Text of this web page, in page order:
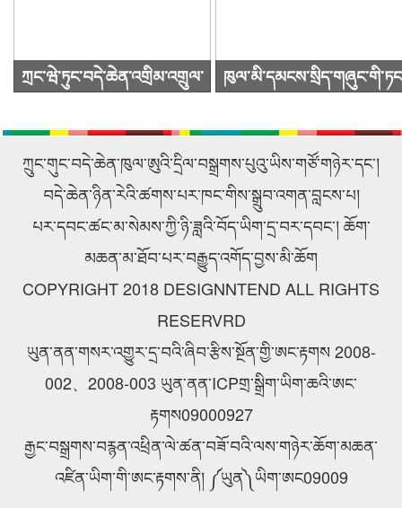
ཀྲང་ཝེ་ཏུང་བདེ་ཆེན་འགྲིམ་འགྲུལ་
ཕེབས་ནས་བརྟག་དཔྱད་གནང་བ།
འཚོགས།
ཀྲུང་གུང་བདེ་ཆེན་ཁུལ་ཨུའི་དྲིལ་བསྒྲགས་པུའུ་ཡིས་གཙོ་གཉེར་དང་།
བདེ་ཆེན་ཉིན་རེའི་ཚགས་པར་ཁང་གིས་སྒྲུབ་འགན་བླངས་པ།
པར་དབང་ཚང་མ་སེམས་ཀྱི་ཉི་ཟླའི་བོད་ཡིག་དྲ་བར་དབང་། ཆོག་
མཆན་མ་ཐོབ་པར་བརྒྱུད་འགོད་བྱས་མི་ཆོག
COPYRIGHT 2018 DESIGNNTEND ALL RIGHTS
RESERVRD
ཡུན་ནན་གསར་འགྱུར་དྲ་བའི་ཞིབ་རྩིས་སྔོན་གྱི་ཨང་རྟགས 2008-
002、2008-003 ཡུན་ནན་ICPགྲ་སྒྲིག་ཡིག་ཆའི་ཨང་
རྟགས09000927
རྒྱང་བསྒྲགས་བརྙན་འཕྲིན་ལེ་ཚན་བཟོ་བའི་ལས་གཉེར་ཆོག་མཆན་
འཛིན་ཡིག་གི་ཨང་རྟགས་ནི། ༼ཡུན༽ཡིག་ཨང09009